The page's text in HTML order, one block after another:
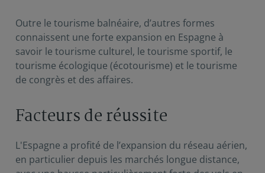
Outre le tourisme balnéaire, d’autres formes
connaissent une forte expansion en Espagne à
savoir le tourisme culturel, le tourisme sportif, le
tourisme écologique (écotourisme) et le tourisme
de congrès et des affaires.
Facteurs de réussite
L'Espagne a profité de l’expansion du réseau aérien,
en particulier depuis les marchés longue distance,